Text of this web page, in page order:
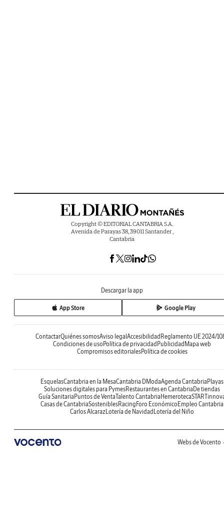
Copyright © EDITORIAL CANTABRIA S.A.
Avenida de Parayas 38, 39011 Santander ,
Cantabria
Descargar la app
App Store Google Play
ContactarQuiénes somosAviso legal Accesibilidad Reglamento UE 2024/
Condiciones de uso Política de privacidad Publicidad Mapa web
Compromisos editorialesPolítica de cookies
EsquelasCantabria en la MesaCantabria DModaAgenda Cantabria Playas
Soluciones digitales para PymesRestaurantes en Cantabria De tiendas
Guía Sanitaria Puntos de VentaTalento Cantabria Hemeroteca
Casas de CantabriaSosteniblesRacing Foro Económico Empleo Cantabria
Carlos AlcarazLotería de Navidad Lotería del Niño
Webs de Vocento